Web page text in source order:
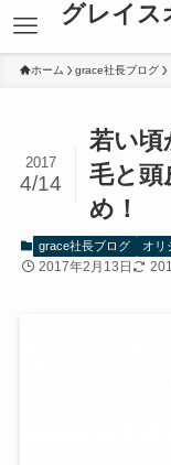
グレイス
ホーム grace社長ブログ
若い頃
毛と頭
め！
2017
4/14
grace社長ブログ オリ
2017年2月13日